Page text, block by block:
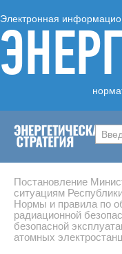
Электронная
Постановление
ситуациям
Нормы и правила по
радиационной
безопасной
атомных